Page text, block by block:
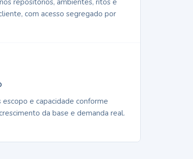
repositórios, ambientes, ritos e
com acesso segregado por
escopo e capacidade conforme
da base e demanda real.